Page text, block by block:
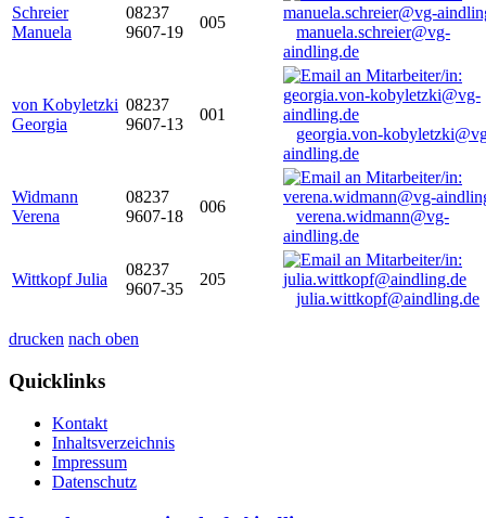
Schreier
Manuela
08237
9607-19
005
manuela.schreier@vg-
aindling.de
von Kobyletzki
Georgia
08237
9607-13
001
georgia.von-
aindling.de
Widmann
Verena
08237
9607-18
006
verena.widmann@vg-
aindling.de
Wittkopf Julia
08237
9607-35
205
julia.wittkopf@aindling.de
drucken nach oben
Quicklinks
Kontakt
Inhaltsverzeichnis
Impressum
Datenschutz